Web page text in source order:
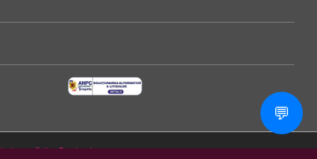
și condiții-Contact
💬